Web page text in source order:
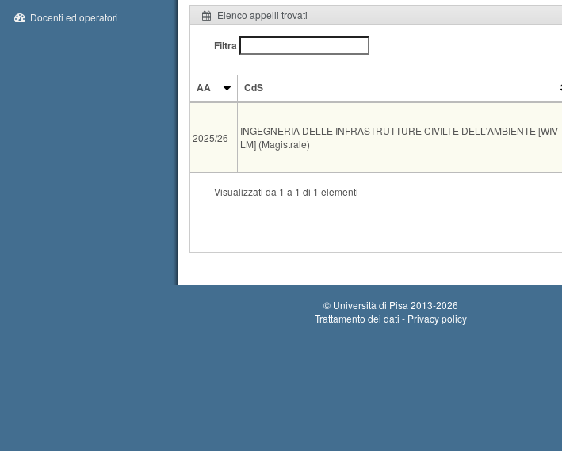
Docenti ed operatori Elenco appelli trovati
Filtra
AA CdS
2025/26
INGEGNERIA DELLE INFRASTRUTTURE CIVILI E DELL'AMBIENTE [WIV-
LM] (Magistrale)
Tipo Data e ora
Visualizzati da 1 a 1 di 1 elementi
© Università di Pisa 2013-2026
Trattamento dei dati - Privacy policy